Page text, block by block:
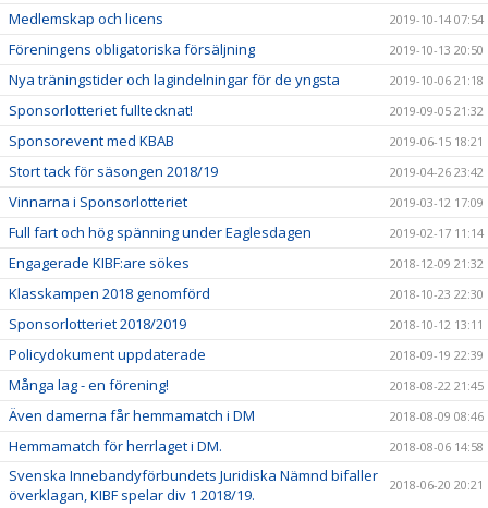
Medlemskap och licens 2019-10-14 07:54
Föreningens obligatoriska försäljning 2019-10-13 20:50
Nya träningstider och lagindelningar för de yngsta 2019-10-06 21:18
Sponsorlotteriet fulltecknat! 2019-09-05 21:32
Sponsorevent med KBAB 2019-06-15 18:21
Stort tack för säsongen 2018/19 2019-04-26 23:42
Vinnarna i Sponsorlotteriet 2019-03-12 17:09
Full fart och hög spänning under Eaglesdagen 2019-02-17 11:14
Engagerade KIBF:are sökes 2018-12-09 21:32
Klasskampen 2018 genomförd 2018-10-23 22:30
Sponsorlotteriet 2018/2019 2018-10-12 13:11
Policydokument uppdaterade 2018-09-19 22:39
Många lag - en förening! 2018-08-22 21:45
Även damerna får hemmamatch i DM 2018-08-09 08:46
Hemmamatch för herrlaget i DM. 2018-08-06 14:58
Svenska Innebandyförbundets Juridiska Nämnd bifaller
överklagan, KIBF spelar div 1 2018/19.
2018-06-20 20:21